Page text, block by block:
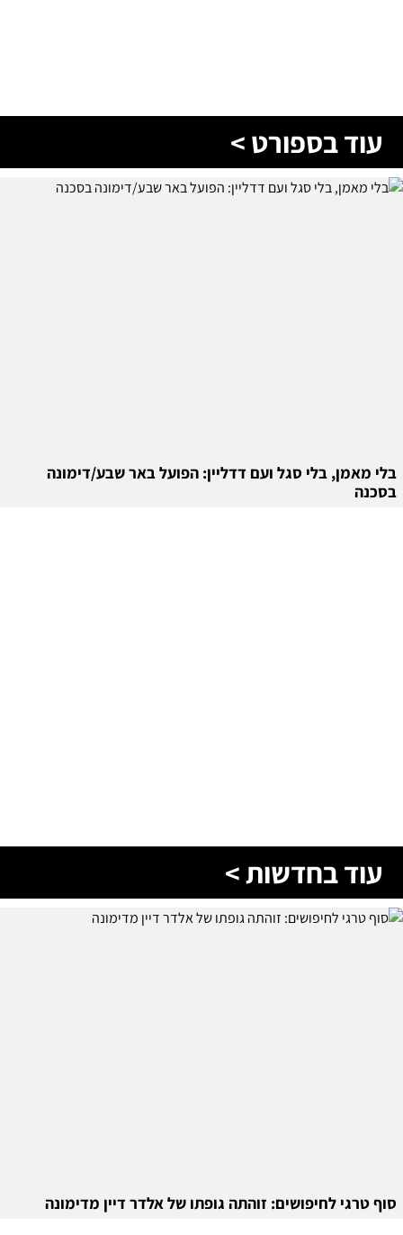
עוד בספורט >
בלי מאמן, בלי סגל ועם דדליין: הפועל באר שבע/דימונה
בסכנה
עוד בחדשות >
סוף טרגי לחיפושים: זוהתה גופתו של אלדר דיין מדימונה